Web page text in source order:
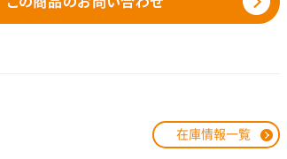
在庫情報一覧